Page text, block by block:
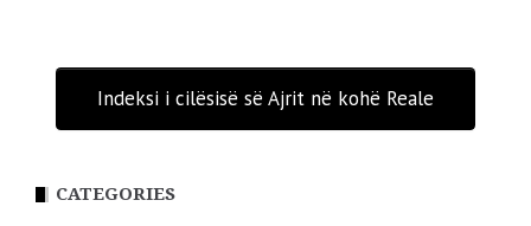
Indeksi i cilësisë së Ajrit në kohë Reale
CATEGORIES